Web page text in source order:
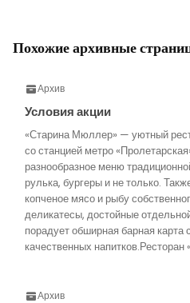
Похожие архивные
Архив
Условия акции
«Старина Мюллер» — уютный
со станцией метро
разнообразное меню
рулька, бургеры и не только.
копченое мясо и рыбу
деликатесы, достойные
порадует обширная барная
качественных
Архив